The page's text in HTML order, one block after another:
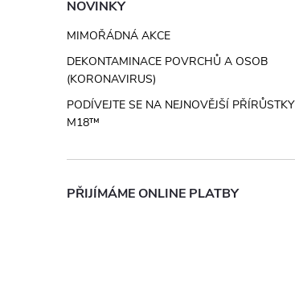
NOVINKY
MIMOŘÁDNÁ AKCE
DEKONTAMINACE POVRCHŮ A OSOB
(KORONAVIRUS)
PODÍVEJTE SE NA NEJNOVĚJŠÍ PŘÍRŮSTKY
M18™
PŘIJÍMÁME ONLINE PLATBY